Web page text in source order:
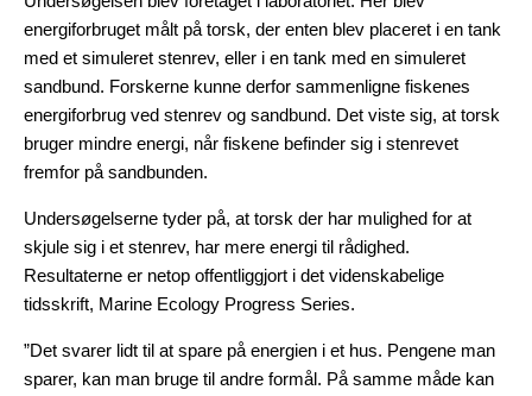
energiforbruget målt på torsk, der enten blev placeret i en tank
med et simuleret stenrev, eller i en tank med en simuleret
sandbund. Forskerne kunne derfor sammenligne fiskenes
energiforbrug ved stenrev og sandbund. Det viste sig, at torsk
bruger mindre energi, når fiskene befinder sig i stenrevet
fremfor på sandbunden.
Undersøgelserne tyder på, at torsk der har mulighed for at
skjule sig i et stenrev, har mere energi til rådighed.
Resultaterne er netop offentliggjort i det videnskabelige
tidsskrift, Marine Ecology Progress Series.
”Det svarer lidt til at spare på energien i et hus. Pengene man
sparer, kan man bruge til andre formål. På samme måde kan